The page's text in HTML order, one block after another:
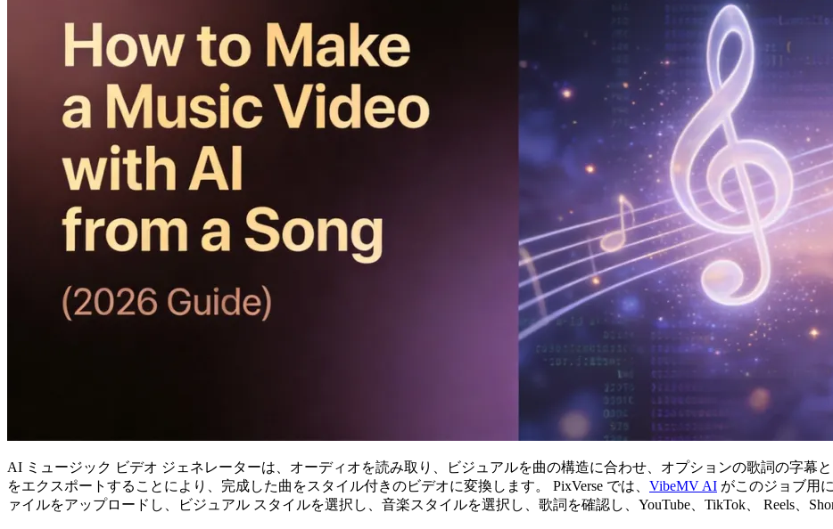
AI ミュージック ビデオ ジェネレーターは、オーディオを読み取り、ビジュアルを曲の構造に合わせ、オプションの歌詞の字幕
をエクスポートすることにより、完成した曲をスタイル付きのビデオに変換します。 PixVerse では、 VibeMV AI がこのジョブ用
ァイルをアップロードし、ビジュアル スタイルを選択し、音楽スタイルを選択し、歌詞を確認し、YouTube、TikTok、 Reels、